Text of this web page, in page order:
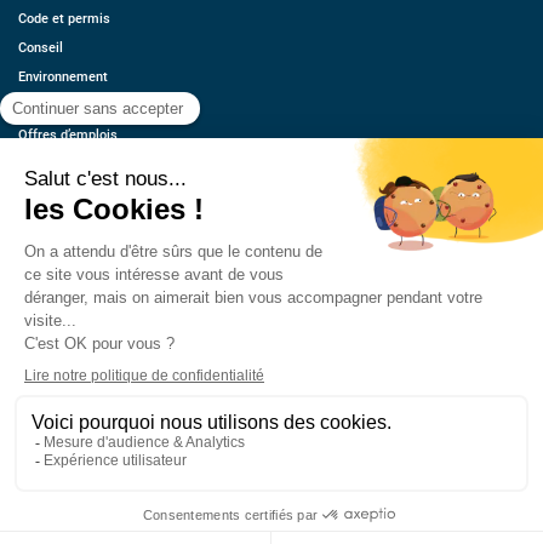
Code et permis
Conseil
Environnement
Économie
Offres d’emplois
Contact
Estimez votre voiture
Mentions légales
CGU